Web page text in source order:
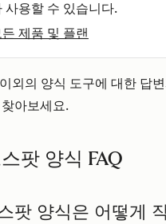
사용할 수 있습니다.
든 제품 및 플랜
외의 양식 도구에 대한 답
아보세요.
팟 양식 FAQ
팟 양식은 어떻게